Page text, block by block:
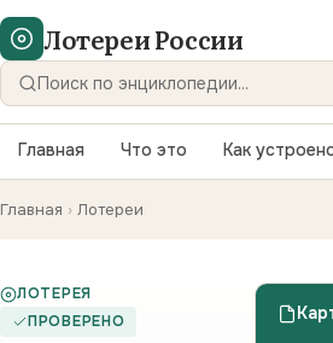
Лотереи России
Искать
Главная Что это Как
Главная › Лотереи
ЛОТЕРЕЯ
ПРОВЕРЕНО